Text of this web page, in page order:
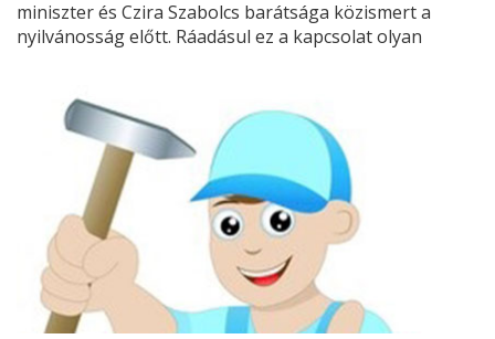
miniszter és Czira Szabolcs barátsága közismert a
nyilvánosság előtt. Ráadásul ez a kapcsolat olyan
praktizáló állatorvos-polgármestertől kért tanácsot –
legalábbis ő ezzel indokolta a sajtónak, hogy miért is
tett annak idején látogatást fideszes párttársa
nagykőrösi hivatalában.